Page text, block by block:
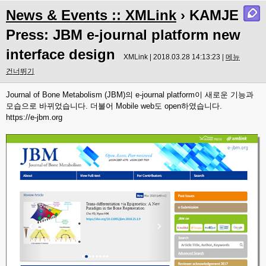
News & Events :: XMLink › KAMJE
Press: JBM e-journal platform new
interface design
XMLink | 2018.03.28 14:13:23 | 메뉴
건너뛰기
Journal of Bone Metabolism (JBM)의 e-journal platform이 새로운 기능과
모습으로 바뀌었습니다. 더불어 Mobile web도 open하였습니다.
https://e-jbm.org